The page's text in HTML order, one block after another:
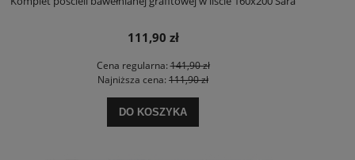
111,90 zł
Cena regularna:141,90 zł
Najniższa cena: 111,90 zł
DO KOSZYKA